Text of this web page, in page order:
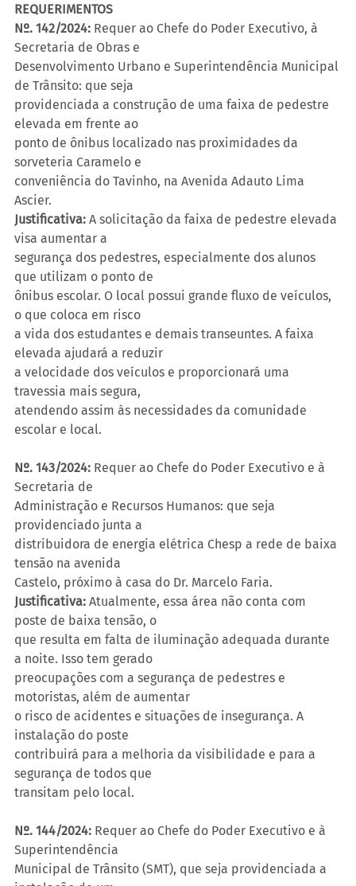
REQUERIMENTOS
Nº. 142/2024: Requer ao Chefe do Poder Executivo, à
Secretaria de Obras e
Desenvolvimento Urbano e Superintendência Municipal
de Trânsito: que seja
providenciada a construção de uma faixa de pedestre
elevada em frente ao
ponto de ônibus localizado nas proximidades da
sorveteria Caramelo e
conveniência do Tavinho, na Avenida Adauto Lima
Ascier.
Justificativa: A solicitação da faixa de pedestre elevada
visa aumentar a
segurança dos pedestres, especialmente dos alunos
que utilizam o ponto de
ônibus escolar. O local possui grande fluxo de veículos,
o que coloca em risco
a vida dos estudantes e demais transeuntes. A faixa
elevada ajudará a reduzir
a velocidade dos veículos e proporcionará uma
travessia mais segura,
atendendo assim às necessidades da comunidade
escolar e local.
Nº. 143/2024: Requer ao Chefe do Poder Executivo e à
Secretaria de
Administração e Recursos Humanos: que seja
providenciado junta a
distribuidora de energia elétrica Chesp a rede de baixa
tensão na avenida
Castelo, próximo à casa do Dr. Marcelo Faria.
Justificativa: Atualmente, essa área não conta com
poste de baixa tensão, o
que resulta em falta de iluminação adequada durante
a noite. Isso tem gerado
preocupações com a segurança de pedestres e
motoristas, além de aumentar
o risco de acidentes e situações de insegurança. A
instalação do poste
contribuirá para a melhoria da visibilidade e para a
segurança de todos que
transitam pelo local.
Nº. 144/2024: Requer ao Chefe do Poder Executivo e à
Superintendência
Municipal de Trânsito (SMT), que seja providenciada a